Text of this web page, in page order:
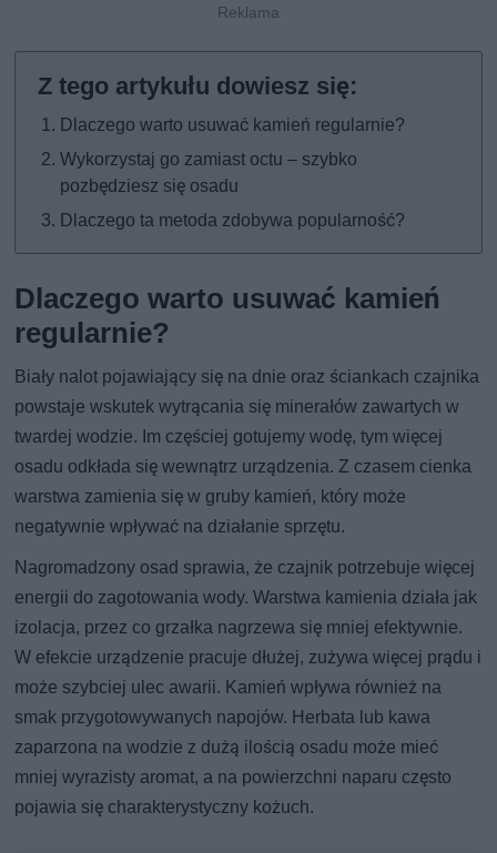
Dlaczego warto usuwać kamień regularnie?
Wykorzystaj go zamiast octu – szybko
pozbędziesz się osadu
Dlaczego ta metoda zdobywa popularność?
Dlaczego warto usuwać kamień
regularnie?
Biały nalot pojawiający się na dnie oraz ściankach czajnika
powstaje wskutek wytrącania się minerałów zawartych w
twardej wodzie. Im częściej gotujemy wodę, tym więcej
osadu odkłada się wewnątrz urządzenia. Z czasem cienka
warstwa zamienia się w gruby kamień, który może
negatywnie wpływać na działanie sprzętu.
Nagromadzony osad sprawia, że czajnik potrzebuje więcej
energii do zagotowania wody. Warstwa kamienia działa jak
izolacja, przez co grzałka nagrzewa się mniej efektywnie.
W efekcie urządzenie pracuje dłużej, zużywa więcej prądu i
może szybciej ulec awarii. Kamień wpływa również na
smak przygotowywanych napojów. Herbata lub kawa
zaparzona na wodzie z dużą ilością osadu może mieć
mniej wyrazisty aromat, a na powierzchni naparu często
pojawia się charakterystyczny kożuch.